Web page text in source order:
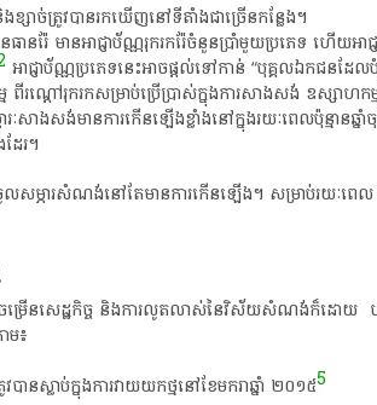
ាច់​ត្រូវ​បាន​រក​ឃើញ​នៅ​​ទីតាំង​ជា​ច្រើនកន្លែង​។
នធាន​រ៉ែ មានអាជ្ញាប័ណ្ណ​រុករក​រ៉ែ​ចំនួន​ប្រាំមួយ​ប្រភេទ​ ហើ
អាជ្ញាប័ណ្ណប្រភេទនេះអាចផ្តល់ទៅកាន់ “​បុគ្គលឯកជន​​ដែ
ណ្តៅរុករកសម្រាប់​ប្រើប្រាស់ក្នុងការ​សាងសង់​​ ​ឧស្សាហក
ៈសាងសង់​មាន​ការកើនឡើងខ្លាំង​នៅ​ក្នុង​រយៈពេលប៉ុន្មាន​ឆ្
ែរ។
សម្ភារ​សំណង់​នៅតែមានការកើនឡើង​។ សម្រាប់​រយៈពេល
ក​ចម្រើន​សេដ្ឋកិច្ច និងការលូតលាស់នៃ​​វិស័យ​សំណង់ក៏ដោ
ម៖
បាន​ស្លាប់​ក្នុង​ការវាយយក​ថ្ម​នៅ​​ខែ​មករា​ឆ្នាំ ​២០១៥5